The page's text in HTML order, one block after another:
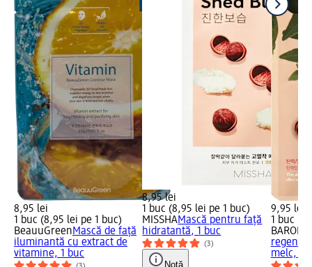
8,95 lei
1 buc (8,95 lei pe 1 buc)
BeauuGreenMască de față
iluminantă cu extract de
vitamine, 1 buc
8,95 lei
1 buc (8,95 lei pe 1 buc)
MISSHAMască pentru față
hidratantă, 1 buc
(3)
Notă
9,95 lei
1 buc
melc, 1